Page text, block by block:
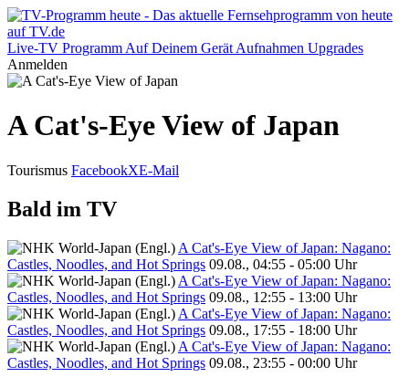
Live-TV Programm Auf Deinem Gerät Aufnahmen Upgrades
Anmelden
A Cat's-Eye View of Japan
Tourismus FacebookXE-Mail
Bald im TV
A Cat's-Eye View of Japan: Nagano:
Castles, Noodles, and Hot Springs 09.08., 04:55 - 05:00 Uhr
A Cat's-Eye View of Japan: Nagano:
Castles, Noodles, and Hot Springs 09.08., 12:55 - 13:00 Uhr
A Cat's-Eye View of Japan: Nagano:
Castles, Noodles, and Hot Springs 09.08., 17:55 - 18:00 Uhr
A Cat's-Eye View of Japan: Nagano:
Castles, Noodles, and Hot Springs 09.08., 23:55 - 00:00 Uhr